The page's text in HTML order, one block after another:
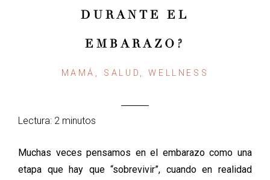
DURANTE EL
EMBARAZO?
MAMÁ, SALUD, WELLNESS
Lectura: 2 minutos
Muchas veces pensamos en el embarazo como una
etapa que hay que “sobrevivir”, cuando en realidad